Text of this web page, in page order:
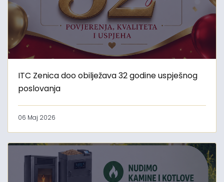
ITC Zenica doo obilježava 32 godine uspješnog
poslovanja
06 Maj 2026